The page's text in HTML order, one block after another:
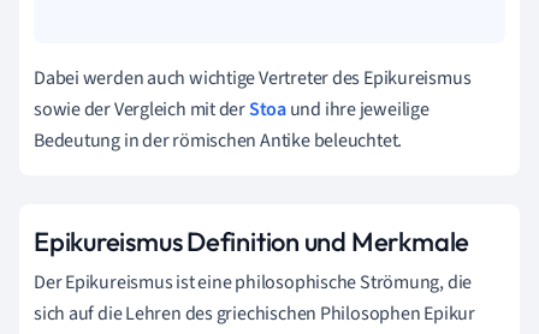
Dabei werden auch wichtige Vertreter des Epikureismus
sowie der Vergleich mit derStoaund ihre jeweilige
Bedeutung in der römischen Antike beleuchtet.
Epikureismus Definition und Merkmale
Der Epikureismus ist eine philosophische Strömung, die
sich auf die Lehren des griechischen Philosophen Epikur